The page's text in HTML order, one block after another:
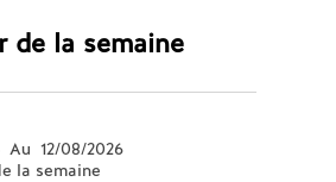
de la semaine
Au 12/08/2026
la semaine